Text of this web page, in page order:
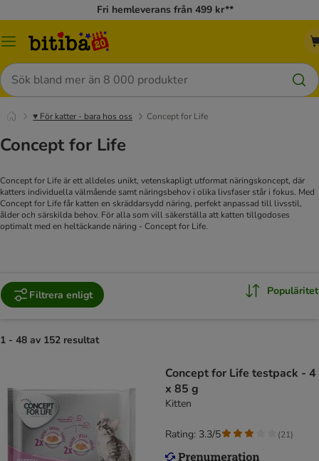
Fri hemleverans från 499 kr**
Meny
Sök
♥ För katter - bara hos oss Concept for Life
Concept for Life
Concept for Life är ett alldeles unikt, vetenskapligt utformat näringskoncept, där
katters individuella välmående samt näringsbehov i olika livsfaser står i fokus. Med
Concept for Life får katten en skräddarsydd näring, perfekt anpassad till livsstil,
ålder och särskilda behov. För alla som vill säkerställa att katten tillgodoses
optimalt med en heltäckande näring - Concept for Life.
Filtrera enligt Populäritet
1 - 48 av 152 resultat
Concept for Life testpack - 4
x 85 g
Kitten
Rating: 3.3/5 (21)